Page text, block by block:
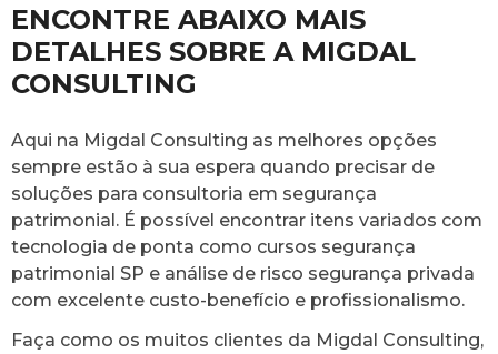
ENCONTRE ABAIXO MAIS
DETALHES SOBRE A MIGDAL
CONSULTING
Aqui na Migdal Consulting as melhores opções
sempre estão à sua espera quando precisar de
soluções para consultoria em segurança
patrimonial. É possível encontrar itens variados com
tecnologia de ponta como cursos segurança
patrimonial SP e análise de risco segurança privada
com excelente custo-benefício e profissionalismo.
Faça como os muitos clientes da Migdal Consulting,